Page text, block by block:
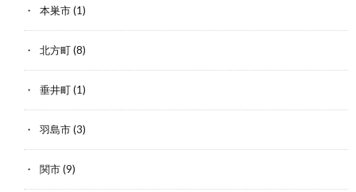
本巣市(1)
北方町(8)
垂井町(1)
羽島市(3)
関市(9)